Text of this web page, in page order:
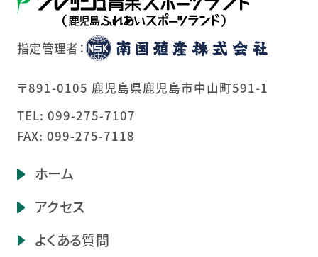
指定管理者：
〒891-0105 鹿児島県鹿児島市中山町591-1
TEL: 099-275-7107
FAX: 099-275-7118
ホーム
アクセス
よくある質問